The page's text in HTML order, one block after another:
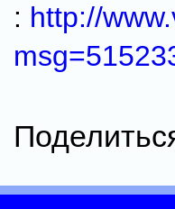
: http://